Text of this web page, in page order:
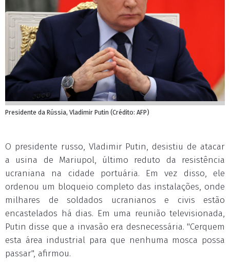
Presidente da Rússia, Vladimir Putin (Crédito: AFP)
O presidente russo, Vladimir Putin, desistiu de atacar
a usina de Mariupol, último reduto da resistência
ucraniana na cidade portuária. Em vez disso, ele
ordenou um bloqueio completo das instalações, onde
milhares de soldados ucranianos e civis estão
encastelados há dias. Em uma reunião televisionada,
Putin disse que a invasão era desnecessária. "Cerquem
esta área industrial para que nenhuma mosca possa
passar", afirmou.